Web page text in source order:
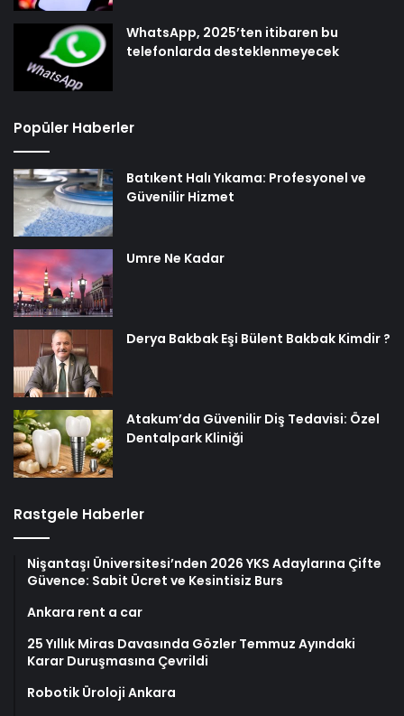
WhatsApp, 2025’ten itibaren bu
telefonlarda desteklenmeyecek
Popüler Haberler
Batıkent Halı Yıkama: Profesyonel ve
Güvenilir Hizmet
Umre Ne Kadar
Derya Bakbak Eşi Bülent Bakbak Kimdir ?
Atakum’da Güvenilir Diş Tedavisi: Özel
Dentalpark Kliniği
Rastgele Haberler
Nişantaşı Üniversitesi’nden 2026 YKS Adaylarına Çifte
Güvence: Sabit Ücret ve Kesintisiz Burs
Ankara rent a car
25 Yıllık Miras Davasında Gözler Temmuz Ayındaki
Karar Duruşmasına Çevrildi
Robotik Üroloji Ankara